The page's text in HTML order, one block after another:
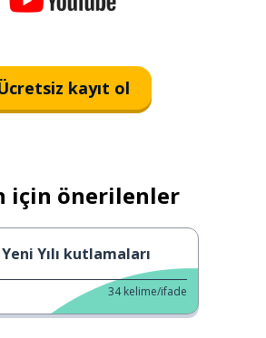
kayıt ol
için önerilenler
Yılı kutlamaları
34 kelime/ifade